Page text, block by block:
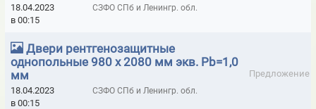
ДВЕРИ ПРОИЗВОДСТВА MUOVIUS OY (ФИНЛЯНДИЯ)
ДИЭЛЕКТРИЧЕСКИЕ БОТЫ, ГАЛОШИ
ДИЭЛЕКТРИЧЕСКИЕ КОВРЫ, ДОРОЖКИ
ДИЭЛЕКТРИЧЕСКИЕ НОЖНИЦЫ
18.04.2023
в 00:15
СЗФО СПб и Ленингр. обл.
Двери рентгенозащитные
однопольные 980 х 2080 мм экв. Pb=1,0
мм
Предложение
18.04.2023
в 00:15
СЗФО СПб и Ленингр. обл.